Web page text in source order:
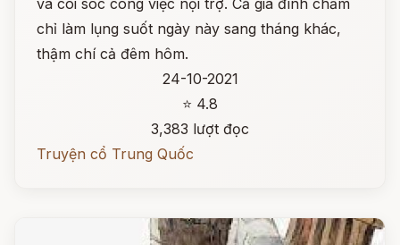
và coi sóc công việc nội trợ. Cả gia đình chăm
chỉ làm lụng suốt ngày này sang tháng khác,
thậm chí cả đêm hôm.
24-10-2021
⭐ 4.8
3,383 lượt đọc
Truyện cổ Trung Quốc